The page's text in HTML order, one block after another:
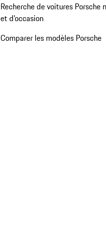
Recherche de voitures Porsche
et d'occasion
Comparer les modèles Porsche